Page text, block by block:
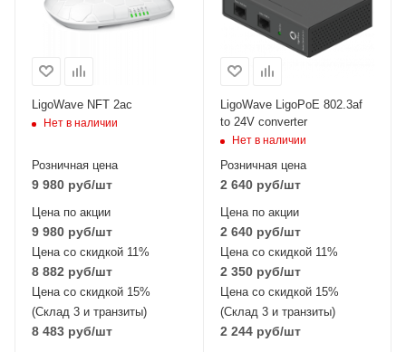
LigoWave NFT 2ac
Нет в наличии
Розничная цена
9 980 руб/шт
Цена по акции
9 980 руб/шт
Цена со скидкой 11%
8 882 руб/шт
Цена со скидкой 15%
(Склад 3 и транзиты)
8 483 руб/шт
LigoWave LigoPoE 802.3af
to 24V converter
Нет в наличии
Розничная цена
2 640руб/шт
Цена по акции
2 640руб/шт
Цена со скидкой 11%
2 350руб/шт
Цена со скидкой 15%
(Склад 3 и транзиты)
2 244руб/шт